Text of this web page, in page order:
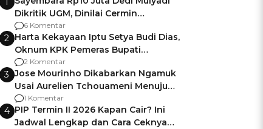
Dikritik UGM, Dinilai Cermin
Gagalnya Negara Jamin Keamanan
6 Komentar
2 Harta Kekayaan Iptu Setya Budi Dias,
Oknum KPK Pemeras Bupati
Pemalang
2 Komentar
3 Jose Mourinho Dikabarkan Ngamuk
Usai Aurelien Tchouameni Menuju
Manchester United
1 Komentar
4 PIP Termin II 2026 Kapan Cair? Ini
Jadwal Lengkap dan Cara Ceknya